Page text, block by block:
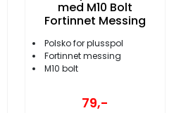
med M10 Bolt
Fortinnet Messing
Polsko for plusspol
Fortinnet messing
M10 bolt
79,-